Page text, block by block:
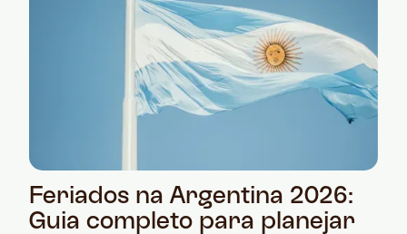
Feriados na Argentina 2026:
Guia completo para planejar